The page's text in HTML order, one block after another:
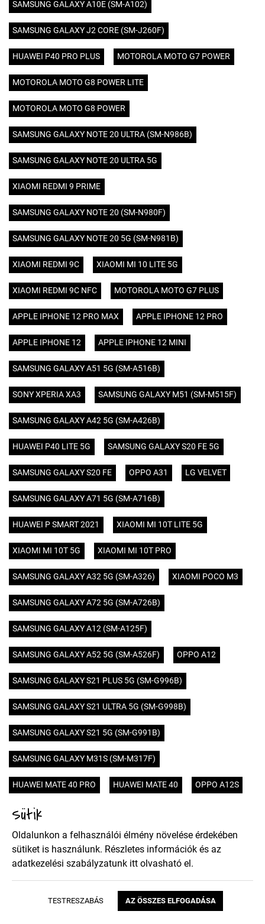
SAMSUNG GALAXY A10E (SM-A102)
SAMSUNG GALAXY J2 CORE (SM-J260F)
HUAWEI P40 PRO PLUS MOTOROLA MOTO G7 POWER
MOTOROLA MOTO G8 POWER LITE
MOTOROLA MOTO G8 POWER
SAMSUNG GALAXY NOTE 20 ULTRA (SM-N986B)
SAMSUNG GALAXY NOTE 20 ULTRA 5G
XIAOMI REDMI 9 PRIME
SAMSUNG GALAXY NOTE 20 (SM-N980F)
SAMSUNG GALAXY NOTE 20 5G (SM-N981B)
XIAOMI REDMI 9C XIAOMI MI 10 LITE 5G
XIAOMI REDMI 9C NFC MOTOROLA MOTO G7 PLUS
APPLE IPHONE 12 PRO MAX APPLE IPHONE 12 PRO
APPLE IPHONE 12 APPLE IPHONE 12 MINI
SAMSUNG GALAXY A51 5G (SM-A516B)
SONY XPERIA XA3 SAMSUNG GALAXY M51 (SM-M515F)
SAMSUNG GALAXY A42 5G (SM-A426B)
HUAWEI P40 LITE 5G SAMSUNG GALAXY S20 FE 5G
SAMSUNG GALAXY S20 FE OPPO A31 LG VELVET
SAMSUNG GALAXY A71 5G (SM-A716B)
HUAWEI P SMART 2021 XIAOMI MI 10T LITE 5G
XIAOMI MI 10T 5G XIAOMI MI 10T PRO
SAMSUNG GALAXY A32 5G (SM-A326) XIAOMI POCO M3
SAMSUNG GALAXY A72 5G (SM-A726B)
SAMSUNG GALAXY A12 (SM-A125F)
SAMSUNG GALAXY A52 5G (SM-A526F) OPPO A12
SAMSUNG GALAXY S21 PLUS 5G (SM-G996B)
SAMSUNG GALAXY S21 ULTRA 5G (SM-G998B)
SAMSUNG GALAXY S21 5G (SM-G991B)
SAMSUNG GALAXY M31S (SM-M317F)
HUAWEI MATE 40 PRO HUAWEI MATE 40 OPPO A12S
HUAWEI HONOR 9X PRO
SONY XPERIA 5 II XIAOMI POCO X3 NFC NOKIA 5.4
MOTOROLA MOTO E7
SAMSUNG GALAXY A02S (SM-A025)
Sütik
Oldalunkon a felhasználói élmény növelése érdekében
sütiket is használunk. Részletes információk és az
adatkezelési szabályzatunk itt olvasható el.
TESTRESZABÁS AZ ÖSSZES ELFOGADÁSA